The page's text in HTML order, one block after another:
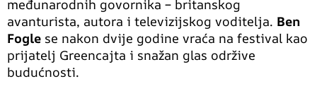
međunarodnih govornika – britanskog
avanturista, autora i televizijskog voditelja. Ben
Fogle se nakon dvije godine vraća na festival kao
prijatelj Greencajta i snažan glas održive
budućnosti.